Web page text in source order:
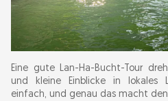
Eine gute Lan-Ha-Bucht-Tour
und kleine Einblicke in lokales
einfach, und genau das macht den